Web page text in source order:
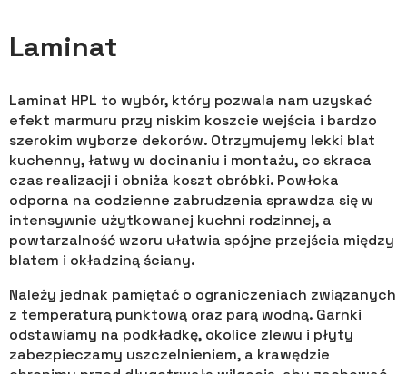
Laminat
Laminat HPL to wybór, który pozwala nam uzyskać
efekt marmuru przy niskim koszcie wejścia i bardzo
szerokim wyborze dekorów. Otrzymujemy lekki blat
kuchenny, łatwy w docinaniu i montażu, co skraca
czas realizacji i obniża koszt obróbki. Powłoka
odporna na codzienne zabrudzenia sprawdza się w
intensywnie użytkowanej kuchni rodzinnej, a
powtarzalność wzoru ułatwia spójne przejścia między
blatem i okładziną ściany.
Należy jednak pamiętać o ograniczeniach związanych
z temperaturą punktową oraz parą wodną. Garnki
odstawiamy na podkładkę, okolice zlewu i płyty
zabezpieczamy uszczelnieniem, a krawędzie